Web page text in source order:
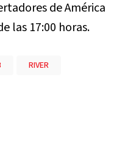
de América
las 17:00 horas.
RIVER